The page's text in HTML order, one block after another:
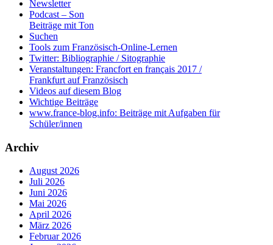
Newsletter
Podcast – Son
Beiträge mit Ton
Suchen
Tools zum Französisch-Online-Lernen
Twitter: Bibliographie / Sitographie
Veranstaltungen: Francfort en français 2017 /
Frankfurt auf Französisch
Videos auf diesem Blog
Wichtige Beiträge
www.france-blog.info: Beiträge mit Aufgaben für
Schüler/innen
Archiv
August 2026
Juli 2026
Juni 2026
Mai 2026
April 2026
März 2026
Februar 2026